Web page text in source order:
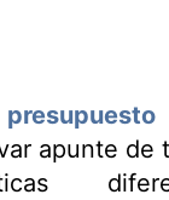
presupuesto
apunte de